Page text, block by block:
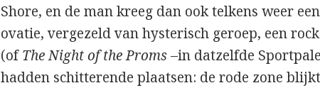
Shore, en de man kreeg dan ook telkens weer
ovatie, vergezeld van hysterisch geroep, een
(ofThe Night of the Proms–in datzelfde
hadden schitterende plaatsen: de rode zone